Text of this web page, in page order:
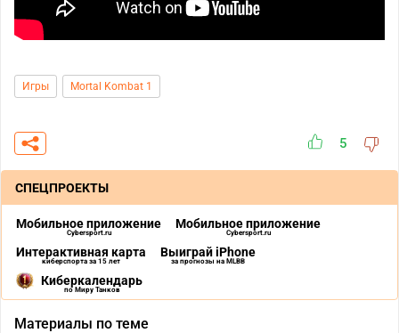
Игры Mortal Kombat 1
5
СПЕЦПРОЕКТЫ
Мобильное приложение
Cybersport.ru
Мобильное приложение
Cybersport.ru
Интерактивная карта
киберспорта за 15 лет
Выиграй iPhone
за прогнозы на MLBB
Киберкалендарь
по Миру Танков
Материалы по теме